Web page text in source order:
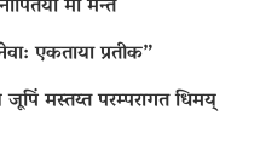
एकताया प्रतीक”
मस्तय्त परम्परागत धिमय्